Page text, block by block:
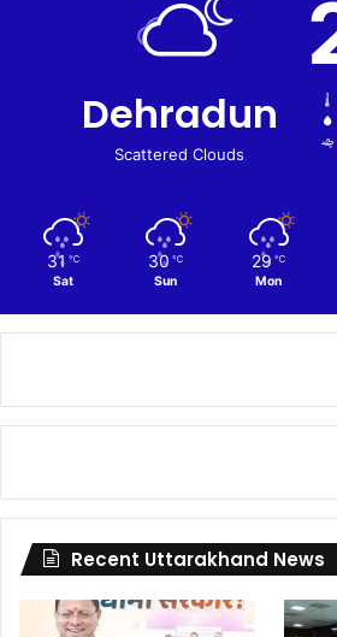
Dehradun
Scattered Clouds
31 ℃
Sat
30 ℃
Sun
29 ℃
Mon
Recent Uttarakhand News